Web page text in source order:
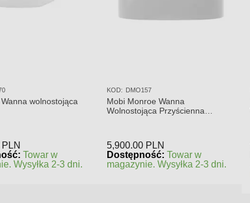
wolnostojąca
PLN
Towar w
Wysyłka 2-3 dni.
KOD: DMO157
Mobi Monroe Wanna
Wolnostojąca Przyścienna
5,900.00 PLN
Dostępność: Towar w
magazynie. Wysyłka 2-3 dni.